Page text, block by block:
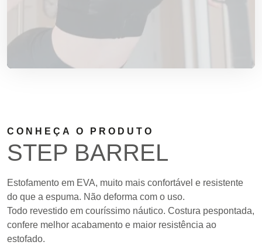
CONHEÇA O PRODUTO
STEP BARREL
Estofamento em EVA, muito mais confortável e resistente
do que a espuma. Não deforma com o uso.
Todo revestido em couríssimo náutico. Costura pespontada,
confere melhor acabamento e maior resistência ao
estofado.